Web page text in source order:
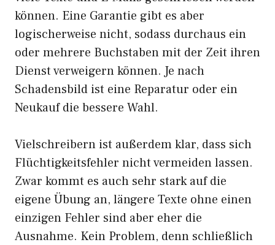
können. Eine Garantie gibt es aber
logischerweise nicht, sodass durchaus ein
oder mehrere Buchstaben mit der Zeit ihren
Dienst verweigern können. Je nach
Schadensbild ist eine Reparatur oder ein
Neukauf die bessere Wahl.
Vielschreibern ist außerdem klar, dass sich
Flüchtigkeitsfehler nicht vermeiden lassen.
Zwar kommt es auch sehr stark auf die
eigene Übung an, längere Texte ohne einen
einzigen Fehler sind aber eher die
Ausnahme. Kein Problem, denn schließlich